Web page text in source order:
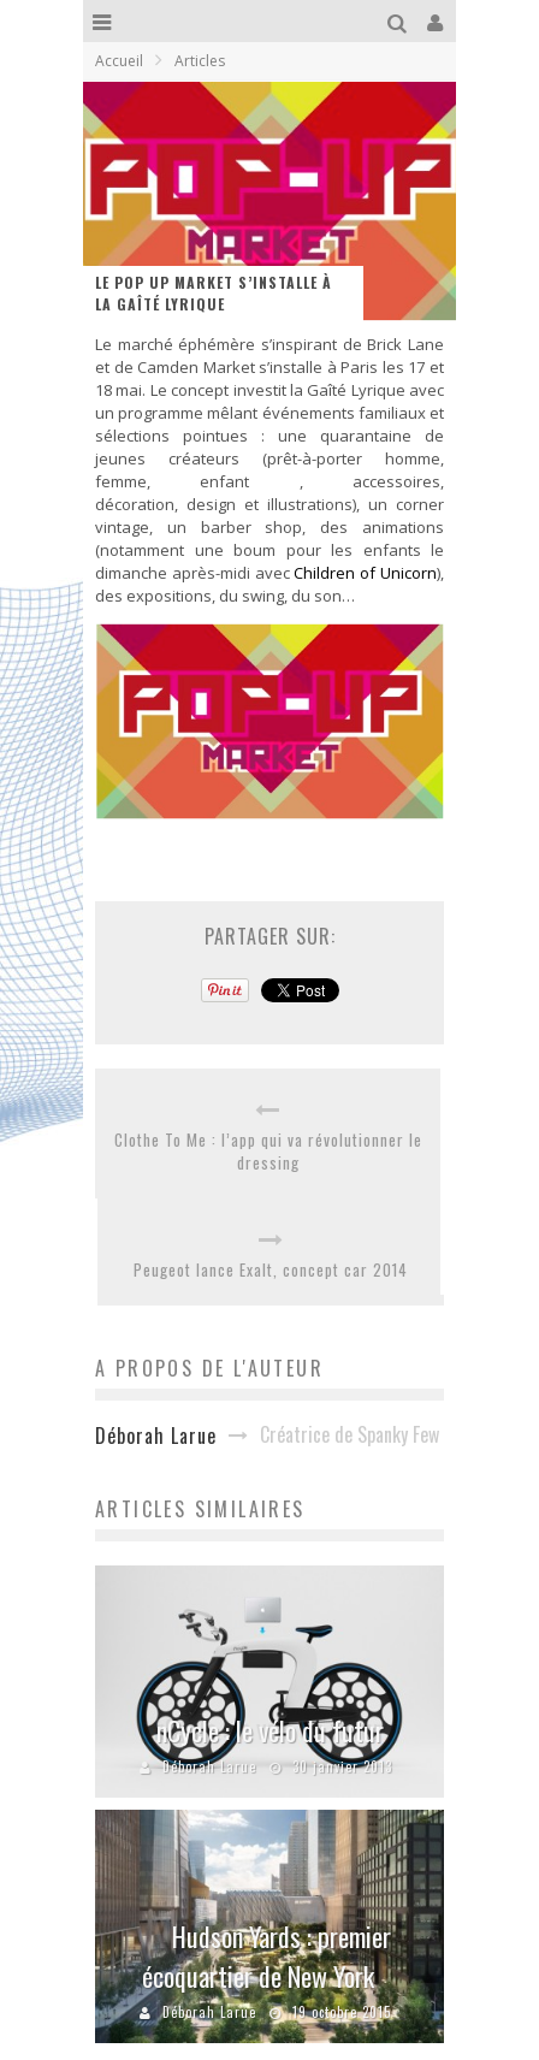
Accueil Articles
LE POP UP MARKET S’INSTALLE À
LA GAÎTÉ LYRIQUE
Le marché éphémère s’inspirant de Brick Lane
et de Camden Market s’installe à Paris les 17 et
18 mai. Le concept investit la Gaîté Lyrique avec
un programme mêlant événements familiaux et
sélections pointues : une quarantaine de
jeunes créateurs (prêt-à-porter homme,
femme, enfant , accessoires,
décoration, design et illustrations), un corner
vintage, un barber shop, des animations
(notamment une boum pour les enfants le
dimanche après-midi avecChildren of Unicorn),
des expositions, du swing, du son…
PARTAGER SUR:
Clothe To Me : l’app qui va révolutionner le
dressing
Peugeot lance Exalt, concept car 2014
A PROPOS DE L'AUTEUR
Déborah Larue Créatrice de Spanky Few
ARTICLES SIMILAIRES
nCycle : le vélo du futur
Déborah Larue 30 janvier 2013
Hudson Yards : premier
écoquartier de New York
Déborah Larue 19 octobre 2015